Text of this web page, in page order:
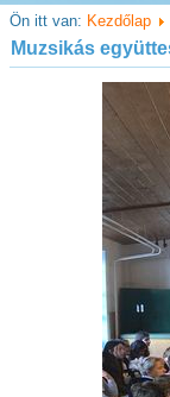
Ön itt van: Kezdőlap
Muzsikás